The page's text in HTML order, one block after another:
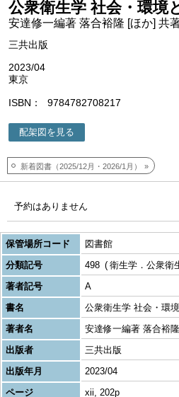
公衆衛生学 社会・環境
安達修一編著 落合裕隆 [ほか] 共
三共出版
2023/04
東京
ISBN 9784782708217
配架図を見る
新着図書（2025/12月・2026/1月）
予約はありません
保管場所コード
図書館
分類記号
498
衛生学．公衆衛
著者記号
A
書名
公衆衛生学 社会・環
著者名
安達修一編著 落合裕
出版者
三共出版
出版年月
2023/04
ページ
xii, 202p